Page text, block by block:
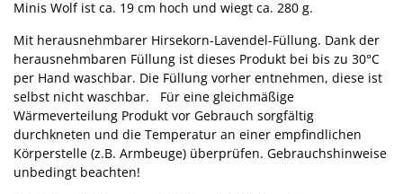
Minis Wolf ist ca. 19 cm hoch und wiegt ca. 280 g.
Mit herausnehmbarer Hirsekorn-Lavendel-Füllung. Dank der
herausnehmbaren Füllung ist dieses Produkt bei bis zu 30°C
per Hand waschbar. Die Füllung vorher entnehmen, diese ist
selbst nicht waschbar. Für eine gleichmäßige
Wärmeverteilung Produkt vor Gebrauch sorgfältig
durchkneten und die Temperatur an einer empfindlichen
Körperstelle (z.B. Armbeuge) überprüfen. Gebrauchshinweise
unbedingt beachten!